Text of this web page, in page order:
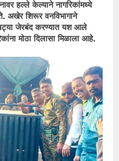
हल्ले केल्याने नागरिकांमध्ये
अखेर शिरूर वनविभागाने
जेरबंद करण्यात यश आले
मोठा दिलासा मिळाला आहे.